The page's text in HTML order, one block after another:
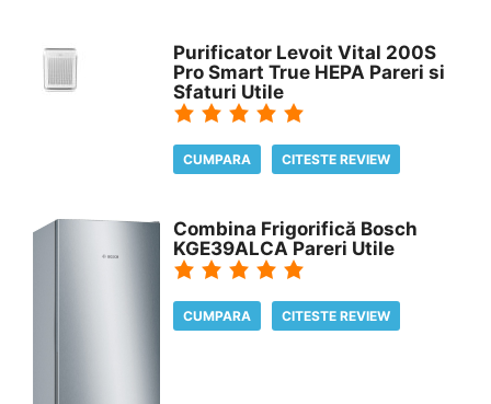
Purificator Levoit Vital 200S
Pro Smart True HEPA Pareri si
Sfaturi Utile
CUMPARA CITESTE REVIEW
Combina Frigorifică Bosch
KGE39ALCA Pareri Utile
CUMPARA CITESTE REVIEW